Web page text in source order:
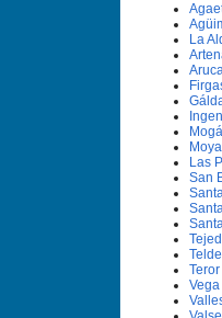
La
Moya
Las
San
Telde
Teror